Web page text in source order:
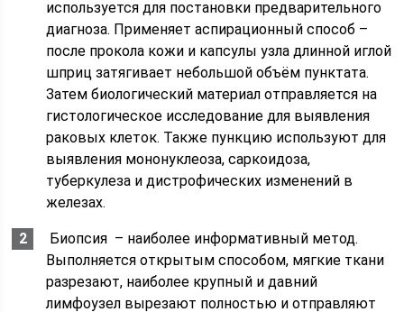
используется для постановки предварительного
диагноза. Применяет аспирационный способ –
после прокола кожи и капсулы узла длинной иглой
шприц затягивает небольшой объём пунктата.
Затем биологический материал отправляется на
гистологическое исследование для выявления
раковых клеток. Также пункцию используют для
выявления мононуклеоза, саркоидоза,
туберкулеза и дистрофических изменений в
железах.
Биопсия – наиболее информативный метод.
Выполняется открытым способом, мягкие ткани
разрезают, наиболее крупный и давний
лимфоузел вырезают полностью и отправляют